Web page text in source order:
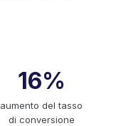
16%
aumento del tasso
di conversione